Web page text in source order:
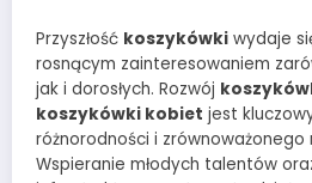
Przyszłość koszykówki wydaje
rosnącym zainteresowaniem
jak i dorosłych. Rozwój
koszykówki kobiet jest
różnorodności i
Wspieranie młodych talentów